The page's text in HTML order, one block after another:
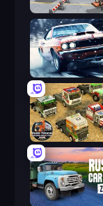
Fireman 2024
Real Car Parking